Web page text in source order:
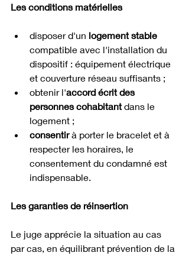
Les conditions matérielles
disposer d'un logement stable
compatible avec l'installation du
dispositif : équipement électrique
et couverture réseau suffisants ;
obtenir l'accord écrit des
personnes cohabitant dans le
logement ;
consentir à porter le bracelet et à
respecter les horaires, le
consentement du condamné est
indispensable.
Les garanties de réinsertion
Le juge apprécie la situation au cas
par cas, en équilibrant prévention de la